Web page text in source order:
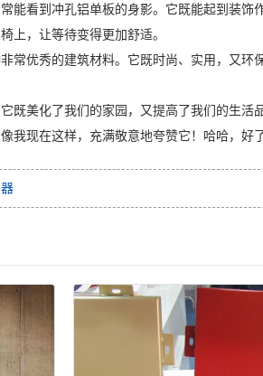
能看到冲孔铝单板的身影。它既能起到装
上，让等待变得更加舒适。
常优秀的建筑材料。它既时尚、实用，又
既美化了我们的家园，又提高了我们的生活
我现在这样，充满敬意地夸赞它！哈哈，好